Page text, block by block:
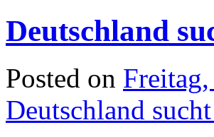
Deutschland
Posted on
Deutschland